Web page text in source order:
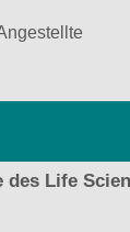
des Life